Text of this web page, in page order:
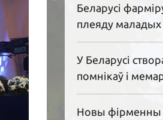
Беларусі
плеяду маладых
У Беларусі
помнікаў і
Новы фірменны